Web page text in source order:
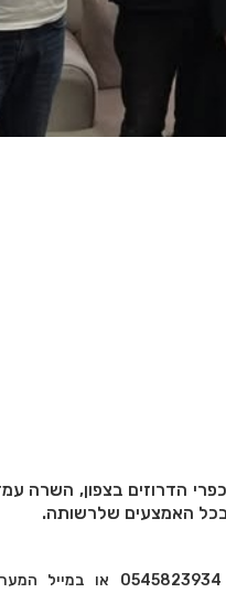
הדרוזים בצפון, השרה
בכל האמצעים שלרשותה.
לציבור ניתן לשלוח תמונות למדור גלריית היום דרך וואטסאפ בטל' 0545823934